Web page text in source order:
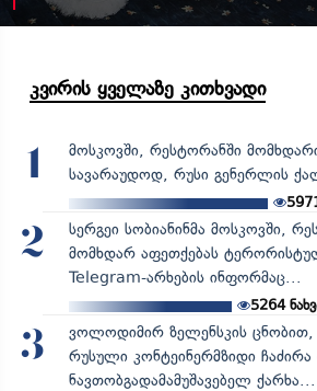
კვირის ყველაზე კითხვადი
1
მოსკოვში, რესტორანში
სავარაუდოდ, რუსი გენერლის
2
სერგეი სობიანინმა მოსკოვში,
მომხდარ აფეთქებას
Telegram-არხების ინფორმაც...
5264
3
ვოლოდიმირ ზელენსკის ცნობით,
რუსული კონტეინერმზიდი ჩაძირა
ნავთობგადამამუშავებელ ქარხა...